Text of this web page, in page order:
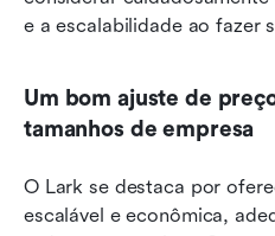
e a escalabilidade ao fazer
Um bom ajuste de
tamanhos de empresa
O Lark se destaca por
escalável e econômica,